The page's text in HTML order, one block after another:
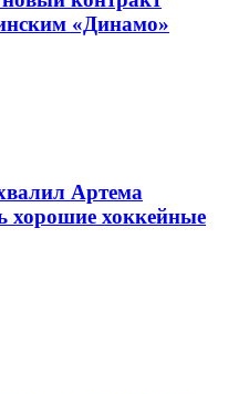
«Динамо»
Артема
хорошие хоккейные